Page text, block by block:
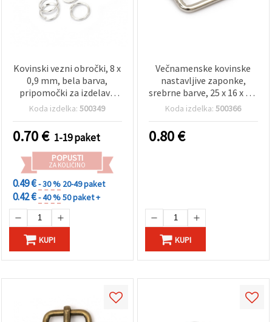
Kovinski vezni obročki, 8 x
0,9 mm, bela barva,
pripomočki za izdelavo
nakita – paket 200 kosov
Koda izdelka:500349
0.70€ 1-19 paket
POPUSTI
ZA KOLIČINO
0.49 €- 30 % 20-49 paket
0.42 €- 40 %50 paket +
KUPI
Večnamenske kovinske
nastavljive zaponke,
srebrne barve, 25 x 16 x 2,8
mm – 10 kosov, odlično za
Koda izdelka:500366
0.80€
KUPI